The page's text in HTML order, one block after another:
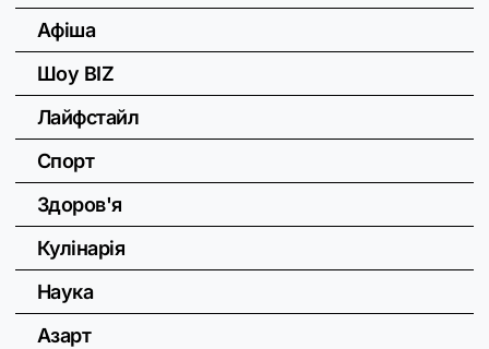
Афіша
Шоу BIZ
Лайфстайл
Спорт
Здоров'я
Кулінарія
Наука
Азарт